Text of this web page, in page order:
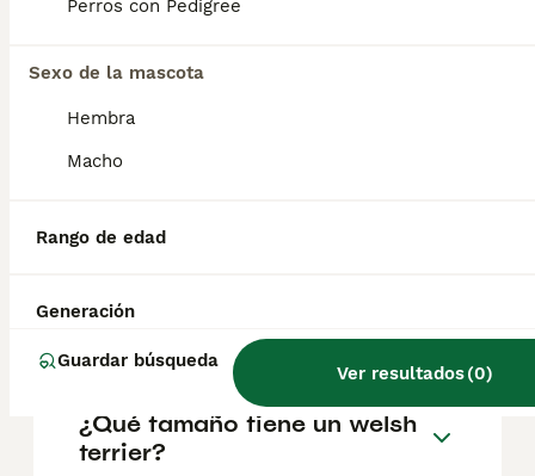
Perros con Pedigree
Sexo de la mascota
Hembra
Macho
Rango de edad
Generación
Guardar búsqueda
Ver resultados(0)
jovencito, lo aceptará sin problemas. De lo
¿Cómo saber si un terrier es
¿Qué tamaño tiene un welsh
terrier?